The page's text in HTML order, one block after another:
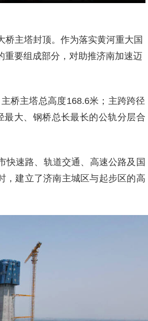
主塔封顶。作为落实黄河重大国
重要组成部分，对助推济南加速迈
桥主塔总高度168.6米；主跨跨径
大、钢桥总长最长的公轨分层合
快速路、轨道交通、高速公路及国
，建立了济南主城区与起步区的高